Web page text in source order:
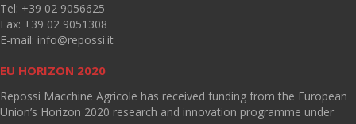
Tel: +39 02 9056625
Fax: +39 02 9051308
E-mail: info@repossi.it
EU HORIZON 2020
Repossi Macchine Agricole has received funding from the European
Union’s Horizon 2020 research and innovation programme under